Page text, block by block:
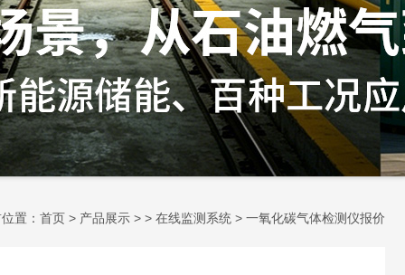
置： 首页 > 产品展示 > > 在线监测系统 > 一氧化碳气体检测仪报价